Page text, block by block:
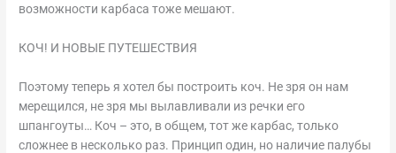
возможности карбаса тоже мешают.
КОЧ! И НОВЫЕ ПУТЕШЕСТВИЯ
Поэтому теперь я хотел бы построить коч. Не зря он нам
мерещился, не зря мы вылавливали из речки его
шпангоуты… Коч – это, в общем, тот же карбас, только
сложнее в несколько раз. Принцип один, но наличие палубы